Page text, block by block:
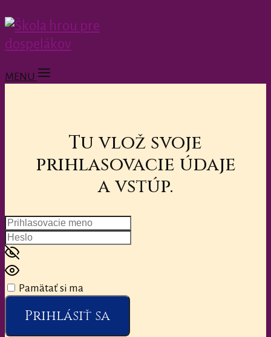
MENU
Tu vlož svoje
prihlasovacie údaje
a vstúp.
Pamätať si ma
Prihlásiť sa